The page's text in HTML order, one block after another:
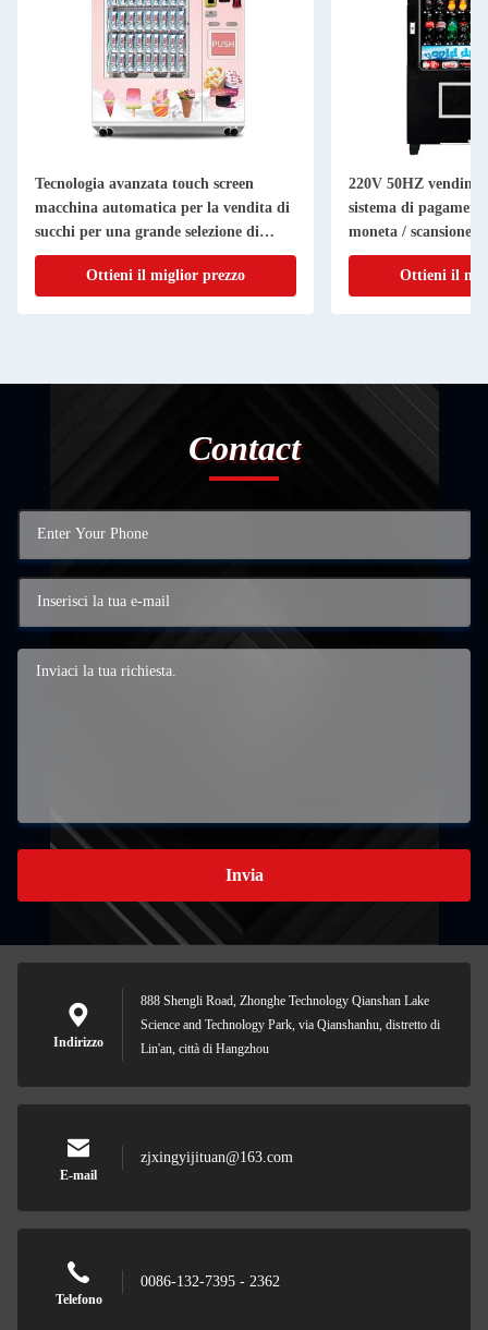
Tecnologia avanzata touch screen
macchina automatica per la vendita di
succhi per una grande selezione di
prodotti
Ottieni il miglior prezzo
220V 50HZ vending
sistema di
moneta / scansione
personalizzati
Ottieni il
Contact
Invia
Indirizzo
888 Shengli Road, Zhonghe Technology Qianshan Lake
Science and Technology Park, via Qianshanhu, distretto di
Lin'an, città di Hangzhou
E-mail
zjxingyijituan@163.com
Telefono
0086-132-7395 - 2362